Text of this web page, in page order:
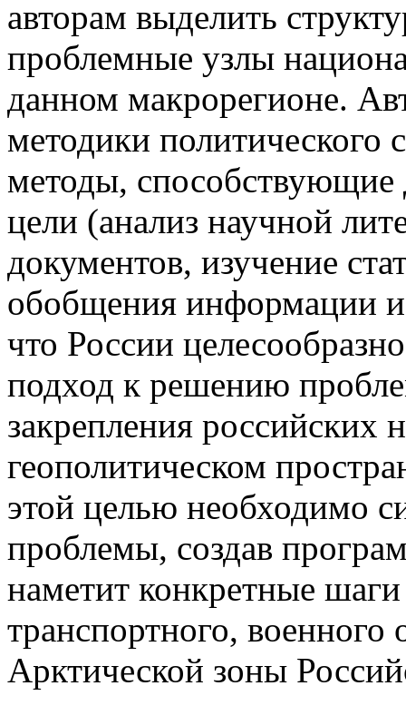
авторам выделить
проблемные узлы
данном макрорегионе.
методики политического
методы,
цели (анализ научной
документов, изучение
обобщения информации и
что России
подход к решению
закрепления российских
геополитическом
этой целью необходимо
проблемы, создав
наметит конкретные
транспортного,
Арктической зоны